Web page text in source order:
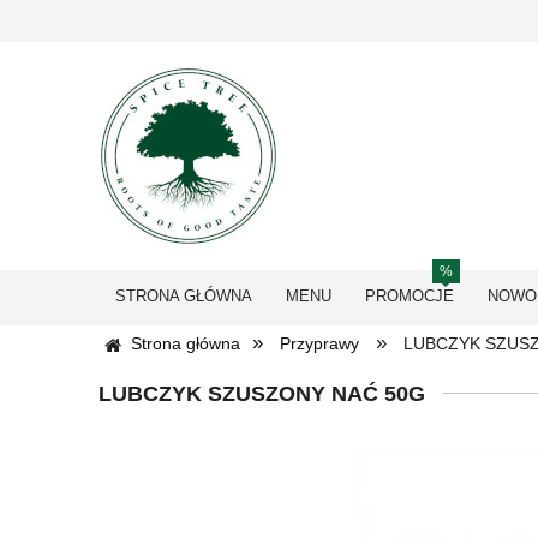
STRONA GŁÓWNA MENU PROMOCJE
Strona główna » Przyprawy » LUBCZYK
LUBCZYK SZUSZONY NAĆ 50G